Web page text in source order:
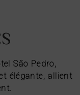
São Pedro,
élégante, allient